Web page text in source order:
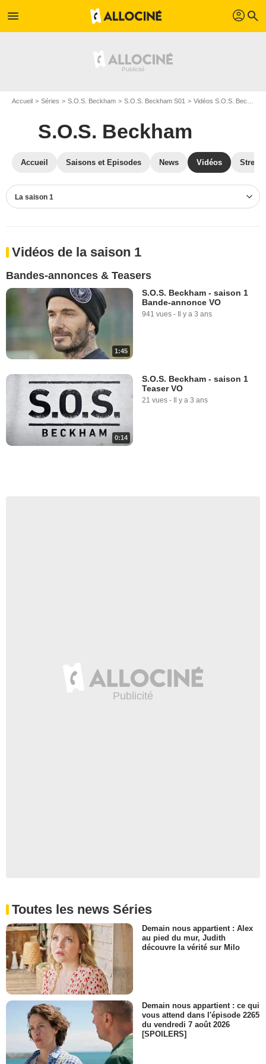
menu profil search
Accueil Séries S.O.S. Beckham S.O.S. Beckham S01 Vidéos S.O.S. Beckham
S.O.S. Beckham
Accueil Saisons et Episodes News Vidéos
La saison 1
Vidéos de la saison 1
Bandes-annonces & Teasers
1:45
S.O.S. Beckham - saison 1
Bande-annonce VO
941 vues - Il y a 3 ans
0:14
S.O.S. Beckham - saison 1
Teaser VO
21 vues - Il y a 3 ans
Toutes les news Séries
Demain nous appartient : Alex
au pied du mur, Judith
découvre la vérité sur Milo
Demain nous appartient : ce qui
vous attend dans l'épisode 2265
du vendredi 7 août 2026
[SPOILERS]